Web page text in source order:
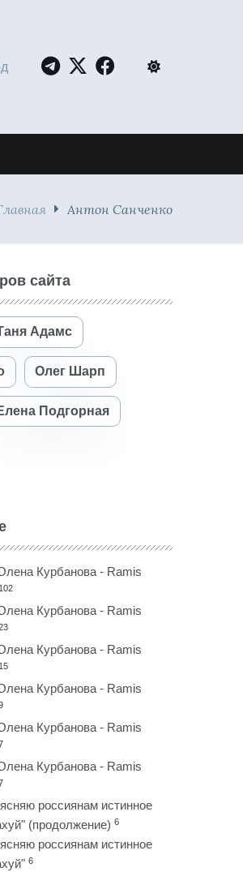
Антон Санченко
сайта
Адамс
Олег Шарп
Подгорная
Курбанова - Ramis
102
Курбанова - Ramis
Курбанова - Ramis
15
Курбанова - Ramis
Курбанова - Ramis
Курбанова - Ramis
россиянам истинное
(продолжение) 6
россиянам истинное
6